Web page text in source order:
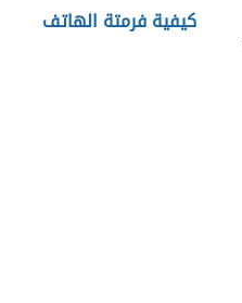
كيفية فرمتة الهاتف